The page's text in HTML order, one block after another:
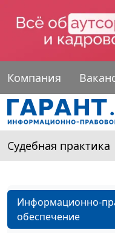
Компания
Судебная практика
Информационно-
обеспечение